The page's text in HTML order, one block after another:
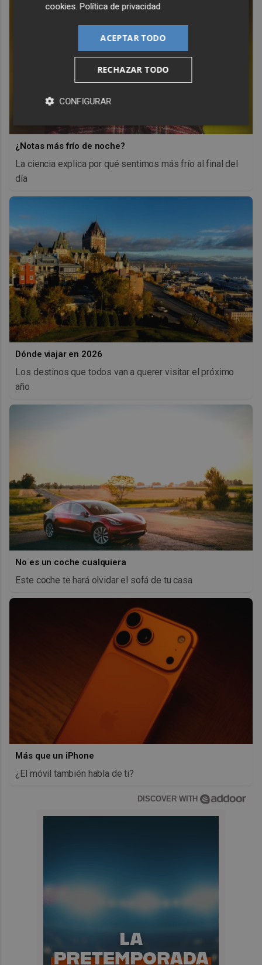
¿Notas más frío de noche?
La ciencia explica por qué sentimos más frío al final del
día
Dónde viajar en 2026
Los destinos que todos van a querer visitar el próximo
año
No es un coche cualquiera
Este coche te hará olvidar el sofá de tu casa
Más que un iPhone
¿El móvil también habla de ti?
DISCOVER WITH
cookies .Política de privacidad
ACEPTAR TODO
RECHAZAR TODO
CONFIGURAR